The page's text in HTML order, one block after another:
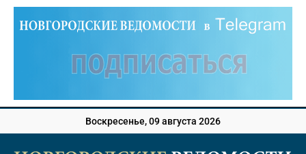
Воскресенье, 09 августа 2026